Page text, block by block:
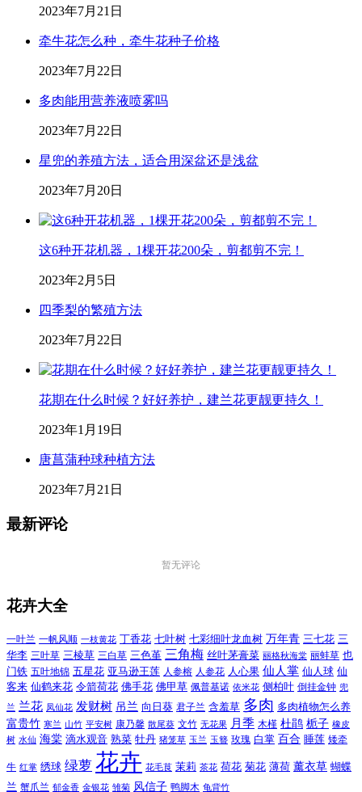
2023年7月21日
牵牛花怎么种，牵牛花种子价格
2023年7月22日
多肉能用营养液喷雾吗
2023年7月22日
星兜的养殖方法，适合用深盆还是浅盆
2023年7月20日
这6种开花机器，1棵开花200朵，剪都剪不完！
2023年2月5日
四季梨的繁殖方法
2023年7月22日
花期在什么时候？好好养护，建兰花更靓更持久！
2023年1月19日
唐菖蒲种球种植方法
2023年7月21日
最新评论
暂无评论
花卉大全
一叶兰 一帆风顺 一枝黄花 丁香花 七叶树 七彩细叶龙血树 万年青 三七花 三
华李 三叶草 三棱草 三白草 三色堇 三角梅 丝叶茅膏菜 丽格秋海棠 丽蚌草 也
门铁 五叶地锦 五星花 亚马逊王莲 人参榕 人参花 人心果 仙人掌 仙人球 仙
客来 仙鹤来花 令箭荷花 佛手花 佛甲草 佩普基诺 依米花 侧柏叶 倒挂金钟 兜
兰 兰花 凤仙花 发财树 吊兰 向日葵 君子兰 含羞草 多肉 多肉植物怎么养
富贵竹 寒兰 山竹 平安树 康乃馨 散尾葵 文竹 无花果 月季 木槿 杜鹃 栀子 橡皮
树 水仙 海棠 滴水观音 熟菜 牡丹 猪笼草 玉兰 玉簪 玫瑰 白掌 百合 睡莲 矮牵
牛 红掌 绣球 绿萝 花卉 花毛茛 茉莉 茶花 荷花 菊花 薄荷 薰衣草 蝴蝶
兰 蟹爪兰 郁金香 金银花 雏菊 风信子 鸭脚木 龟背竹